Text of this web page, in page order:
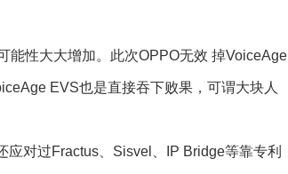
性大大增加。此次OPPO无效 掉VoiceAge
EVS也是直接吞下败果，可谓大块人
对过Fractus、Sisvel、IP Bridge等靠专利